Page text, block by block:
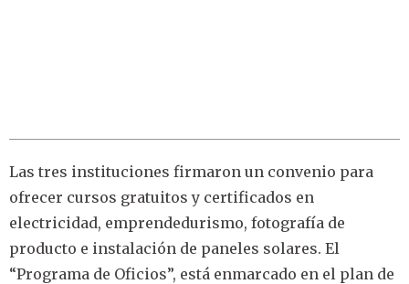
Las tres instituciones firmaron un convenio para
ofrecer cursos gratuitos y certificados en
electricidad, emprendedurismo, fotografía de
producto e instalación de paneles solares. El
“Programa de Oficios”, está enmarcado en el plan de